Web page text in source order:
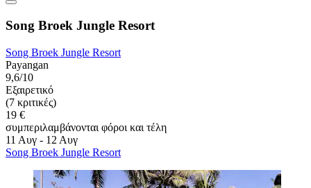
Song Broek Jungle Resort
Song Broek Jungle Resort
Payangan
9,6/10
Εξαιρετικό
(7 κριτικές)
19 €
συμπεριλαμβάνονται φόροι και τέλη
11 Αυγ - 12 Αυγ
Song Broek Jungle Resort